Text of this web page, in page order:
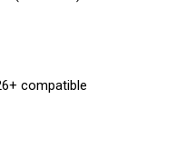
compatible